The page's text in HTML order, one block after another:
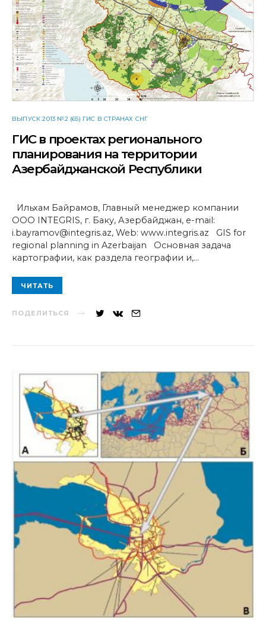
ВЫПУСК 2013 №2 (65) ГИС В СТРАНАХ СНГ
ГИС в проектах регионального
планирования на территории
Азербайджанской Республики
Ильхам Байрамов, Главный менеджер компании
ООО INTEGRIS, г. Баку, Азербайджан, e-mail:
i.bayramov@integris.az, Web: www.integris.az GIS for
regional planning in Azerbaijan Основная задача
картографии, как раздела географии и,…
ЧИТАТЬ
ПОДЕЛИТЬСЯ